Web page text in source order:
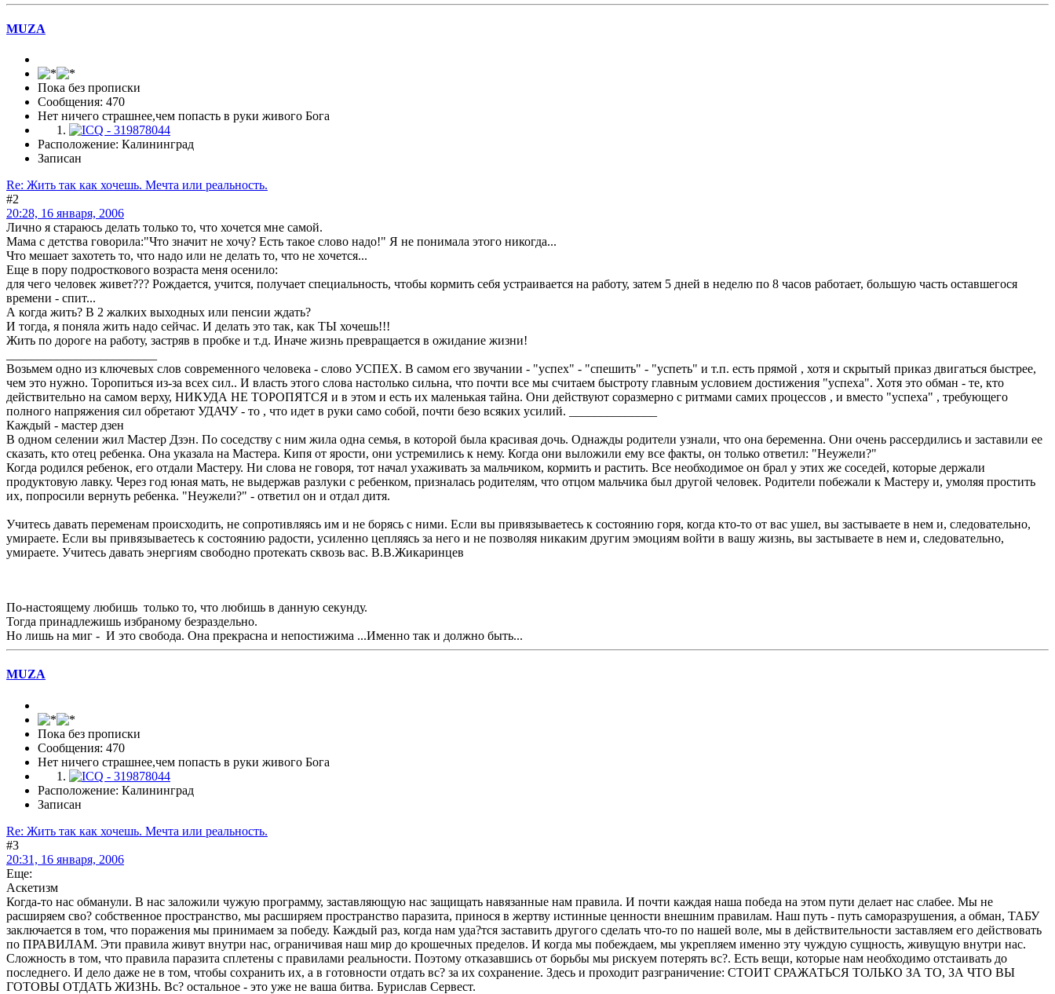
MUZA
Пока без прописки
Сообщения: 470
Нет ничего страшнее,чем попасть в руки живого Бога
Расположение: Калининград
Записан
Re: Жить так как хочешь. Мечта или реальность.
#2
20:28, 16 января, 2006
Лично я стараюсь делать только то, что хочется мне самой.
Мама с детства говорила:"Что значит не хочу? Есть такое слово надо!" Я не понимала этого никогда...
Что мешает захотеть то, что надо или не делать то, что не хочется...
Еще в пору подросткового возраста меня осенило:
для чего человек живет??? Рождается, учится, получает специальность, чтобы кормить себя устраивается на работу, затем 5 дней в неделю по 8 часов работает, большую часть оставшегося
времени - спит...
А когда жить? В 2 жалких выходных или пенсии ждать?
И тогда, я поняла жить надо сейчас. И делать это так, как ТЫ хочешь!!!
Жить по дороге на работу, застряв в пробке и т.д. Иначе жизнь превращается в ожидание жизни!
Возьмем одно из ключевых слов современного человека - слово УСПЕХ. В самом его звучании - "успех" - "спешить" - "успеть" и т.п. есть прямой , хотя и скрытый приказ двигаться быстрее,
чем это нужно. Торопиться из-за всех сил.. И власть этого слова настолько сильна, что почти все мы считаем быстроту главным условием достижения "успеха". Хотя это обман - те, кто
действительно на самом верху, НИКУДА НЕ ТОРОПЯТСЯ и в этом и есть их маленькая тайна. Они действуют соразмерно с ритмами самих процессов , и вместо "успеха" , требующего
полного напряжения сил обретают УДАЧУ - то , что идет в руки само собой, почти безо всяких усилий. ______________
Каждый - мастер дзен
В одном селении жил Мастер Дзэн. По соседству с ним жила одна семья, в которой была красивая дочь. Однажды родители узнали, что она беременна. Они очень рассердились и заставили ее
сказать, кто отец ребенка. Она указала на Мастера. Кипя от ярости, они устремились к нему. Когда они выложили ему все факты, он только ответил: "Неужели?"
Когда родился ребенок, его отдали Мастеру. Ни слова не говоря, тот начал ухаживать за мальчиком, кормить и растить. Все необходимое он брал у этих же соседей, которые держали
продуктовую лавку. Через год юная мать, не выдержав разлуки с ребенком, призналась родителям, что отцом мальчика был другой человек. Родители побежали к Мастеру и, умоляя простить
их, попросили вернуть ребенка. "Неужели?" - ответил он и отдал дитя.
Учитесь давать переменам происходить, не сопротивляясь им и не борясь с ними. Если вы привязываетесь к состоянию горя, когда кто-то от вас ушел, вы застываете в нем и, следовательно,
умираете. Если вы привязываетесь к состоянию радости, усиленно цепляясь за него и не позволяя никаким другим эмоциям войти в вашу жизнь, вы застываете в нем и, следовательно,
умираете. Учитесь давать энергиям свободно протекать сквозь вас. В.В.Жикаринцев
По-настоящему любишь только то, что любишь в данную секунду.
Тогда принадлежишь избраному безраздельно.
Но лишь на миг - И это свобода. Она прекрасна и непостижима ...Именно так и должно быть...
MUZA
Пока без прописки
Сообщения: 470
Нет ничего страшнее,чем попасть в руки живого Бога
Расположение: Калининград
Записан
Re: Жить так как хочешь. Мечта или реальность.
#3
20:31, 16 января, 2006
Еще:
Аскетизм
Когда-то нас обманули. В нас заложили чужую программу, заставляющую нас защищать навязанные нам правила. И почти каждая наша победа на этом пути делает нас слабее. Мы не
расширяем сво? собственное пространство, мы расширяем пространство паразита, принося в жертву истинные ценности внешним правилам. Наш путь - путь саморазрушения, а обман, ТАБУ
заключается в том, что поражения мы принимаем за победу. Каждый раз, когда нам уда?тся заставить другого сделать что-то по нашей воле, мы в действительности заставляем его действовать
по ПРАВИЛАМ. Эти правила живут внутри нас, ограничивая наш мир до крошечных пределов. И когда мы побеждаем, мы укрепляем именно эту чуждую сущность, живущую внутри нас.
Сложность в том, что правила паразита сплетены с правилами реальности. Поэтому отказавшись от борьбы мы рискуем потерять вс?. Есть вещи, которые нам необходимо отстаивать до
последнего. И дело даже не в том, чтобы сохранить их, а в готовности отдать вс? за их сохранение. Здесь и проходит разграничение: СТОИТ СРАЖАТЬСЯ ТОЛЬКО ЗА ТО, ЗА ЧТО ВЫ
ГОТОВЫ ОТДАТЬ ЖИЗНЬ. Вс? остальное - это уже не ваша битва. Бурислав Сервест.